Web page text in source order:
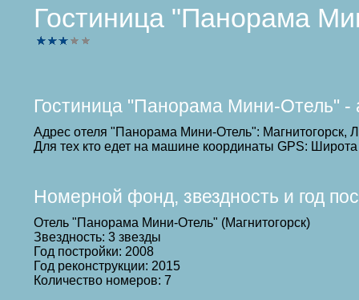
Гостиница "Панорама
Гостиница "Панорама Мини-Отель" -
Адрес отеля "Панорама Мини-Отель": Магнитогорск,
Для тех кто едет на машине координаты GPS:
Номерной фонд, звездность и год
Отель "Панорама Мини-Отель" (Магнитогорск)
Звездность: 3 звезды
Год постройки: 2008
Год реконструкции: 2015
Количество номеров: 7